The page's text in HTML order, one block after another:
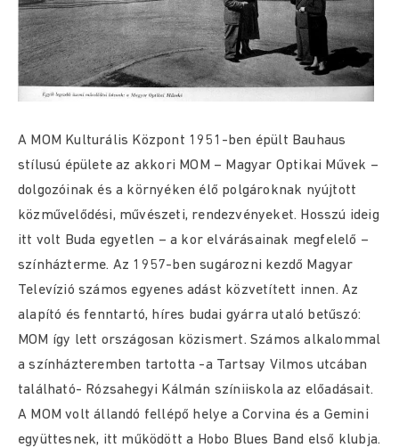
A MOM Kulturális Központ 1951-ben épült Bauhaus
stílusú épülete az akkori MOM – Magyar Optikai Művek –
dolgozóinak és a környéken élő polgároknak nyújtott
közművelődési, művészeti, rendezvényeket. Hosszú ideig
itt volt Buda egyetlen – a kor elvárásainak megfelelő –
színházterme. Az 1957-ben sugározni kezdő Magyar
Televízió számos egyenes adást közvetített innen. Az
alapító és fenntartó, híres budai gyárra utaló betűszó:
MOM így lett országosan közismert. Számos alkalommal
a színházteremben tartotta -a Tartsay Vilmos utcában
található- Rózsahegyi Kálmán színiiskola az előadásait.
A MOM volt állandó fellépő helye a Corvina és a Gemini
együttesnek, itt működött a Hobo Blues Band első klubja.